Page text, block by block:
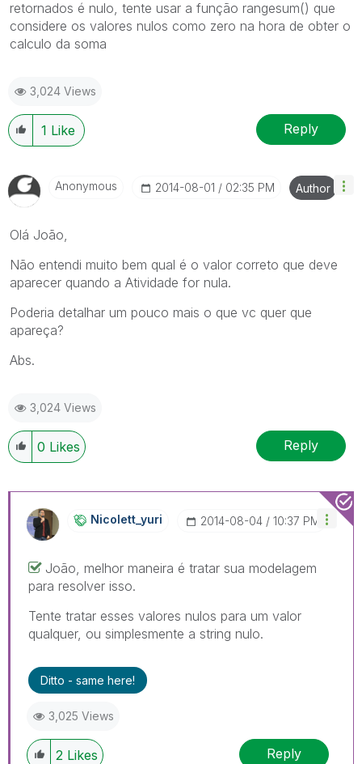
retornados é nulo, tente usar a função rangesum() que
considere os valores nulos como zero na hora de obter o
calculo da soma
3,024 Views
1 Like Reply
Anonymous ‎2014-08-01 02:35 PM Author
Olá João,
Não entendi muito bem qual é o valor correto que deve
aparecer quando a Atividade for nula.
Poderia detalhar um pouco mais o que vc quer que
apareça?
Abs.
3,024 Views
0 Likes Reply
Nicolett_yuri ‎2014-08-04 10:37 PM
João, melhor maneira é tratar sua modelagem
para resolver isso.
Tente tratar esses valores nulos para um valor
qualquer, ou simplesmente a string nulo.
Ditto - same here!
3,025 Views
2 Likes Reply